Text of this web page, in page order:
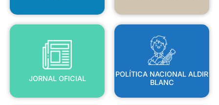
JORNAL OFICIAL
JORNAL OFICIAL
POLÍTICA NACIONAL ALDIR
BLANC
POLÍTICA NACIONAL ALDIR
BLANC